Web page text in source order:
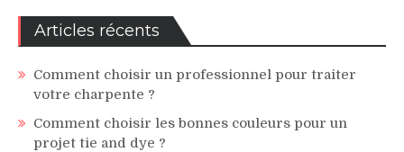
Articles récents
Comment choisir un professionnel pour traiter
votre charpente ?
Comment choisir les bonnes couleurs pour un
projet tie and dye ?